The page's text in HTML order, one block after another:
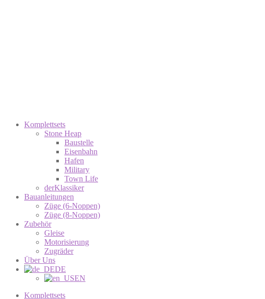
Komplettsets
Stone Heap
Baustelle
Eisenbahn
Hafen
Military
Town Life
derKlassiker
Bauanleitungen
Züge (6-Noppen)
Züge (8-Noppen)
Zubehör
Gleise
Motorisierung
Zugräder
Über Uns
DE
EN
Komplettsets